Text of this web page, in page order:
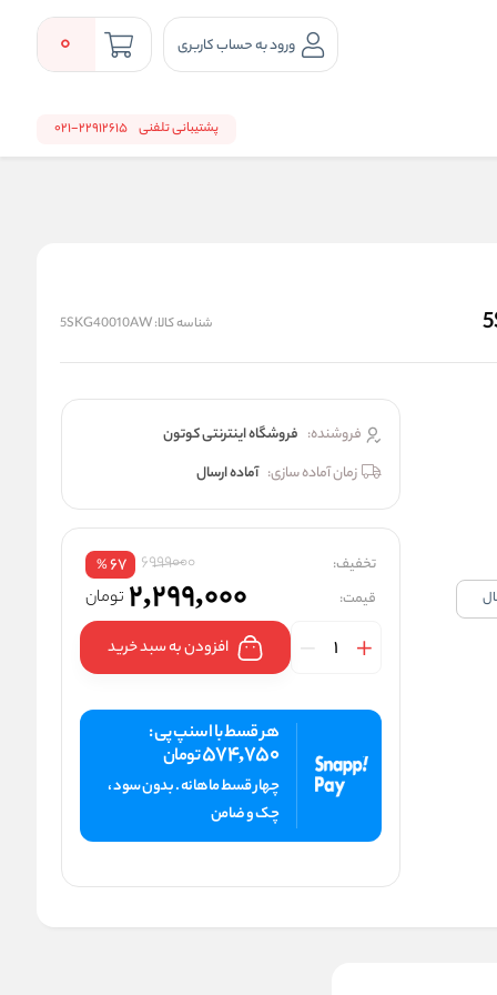
ورود به حساب کاربری 0
پشتیبانی تلفنی 22912615-021
شناسه کالا:5SKG40010AW
فروشنده: فروشگاه اینترنتی کوتون
زمان آماده سازی: آماده ارسال
تخفیف: 6999000
67
%
قیمت: 2,299,000 تومان
افزودن به سبد خرید
هر قسط با اسنپ پی :
574,750تومان
چهار قسط ماهانه . بدون سود ،
چک و ضامن